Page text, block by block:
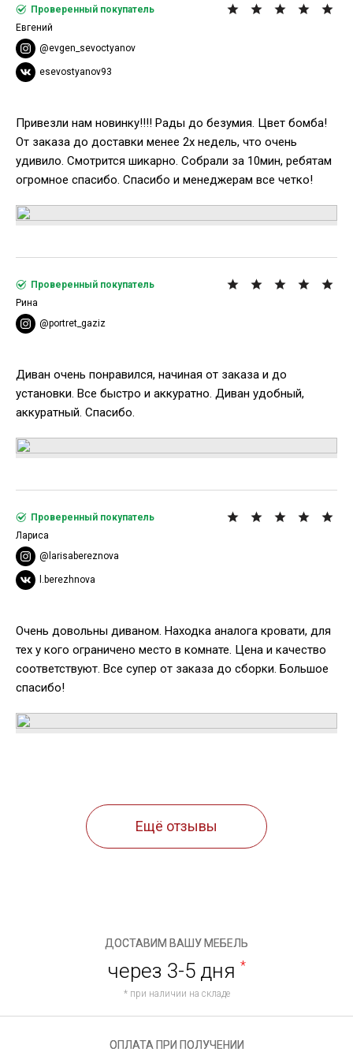
Привезли нам новинку!!!! Рады до безумия. Цвет бомба!
От заказа до доставки менее 2х недель, что очень
удивило. Смотрится шикарно. Собрали за 10мин, ребятам
огромное спасибо. Спасибо и менеджерам все четко!
Проверенный покупатель
Евгений
@evgen_sevoctyanov
esevostyanov93
Диван очень понравился, начиная от заказа и до
установки. Все быстро и аккуратно. Диван удобный,
аккуратный. Спасибо.
Проверенный покупатель
Рина
@portret_gaziz
Очень довольны диваном. Находка аналога кровати, для
тех у кого ограничено место в комнате. Цена и качество
соответствуют. Все супер от заказа до сборки. Большое
спасибо!
Проверенный покупатель
Лариса
@larisabereznova
l.berezhnova
Ещё отзывы
ДОСТАВИМ ВАШУ МЕБЕЛЬ
через 3-5 дня *
* при наличии на складе
ОПЛАТА ПРИ ПОЛУЧЕНИИ